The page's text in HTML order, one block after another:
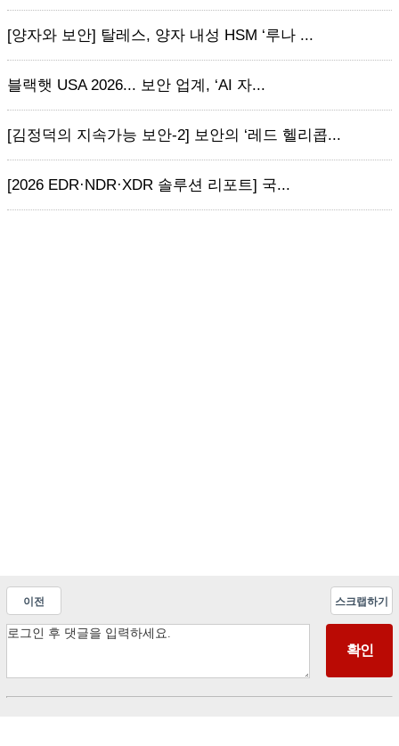
[양자와 보안] 탈레스, 양자 내성 HSM ‘루나 ...
블랙햇 USA 2026... 보안 업계, ‘AI 자...
[김정덕의 지속가능 보안-2] 보안의 ‘레드 헬리콥...
[2026 EDR·NDR·XDR 솔루션 리포트] 국...
이전 스크랩하기